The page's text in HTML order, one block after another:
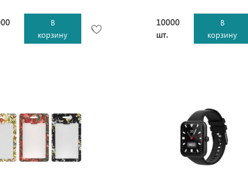
В
корзину
10000
шт.
В
корзину